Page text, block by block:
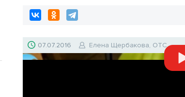
07.07.2016 Елена Щербакова, ОТС